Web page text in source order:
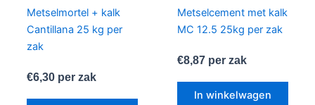
Metselmortel + kalk
Cantillana 25 kg per
zak
€6,30per zak
Metselcement met kalk
MC 12.5 25kg per zak
€8,87per zak
In winkelwagen